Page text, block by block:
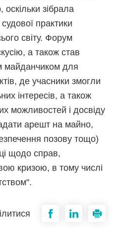
оскільки зібрала
судової практики
світу. Форум
а також став
майданчиком для
де учасники змогли
інтересів, а також
можливостей і досвіду
арешт на майно,
позову тощо)
щодо справ,
кризою, в тому числі